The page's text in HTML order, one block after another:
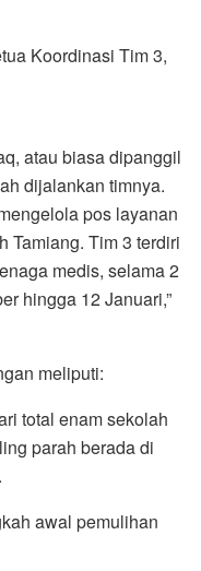
Koordinasi Tim 3,
atau biasa dipanggil
dijalankan timnya.
pos layanan
Tamiang. Tim 3 terdiri
medis, selama 2
hingga 12 Januari,”
meliputi:
total enam sekolah
parah berada di
awal pemulihan